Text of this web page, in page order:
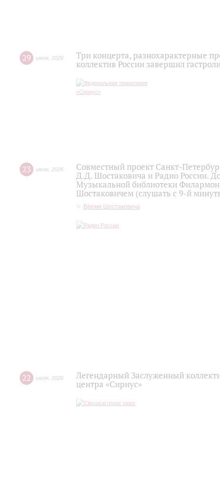
29 июля 2026
Три концерта, разнохарактерные
коллектив России завершил
23 июля 2026
Совместный проект Санкт-
Д.Д. Шостаковича и Радио России.
Музыкальной библиотеки
Шостаковичем (слушать с 9-й
Время Шостаковича
22 июля 2026
Легендарный Заслуженный
центра «Сириус»